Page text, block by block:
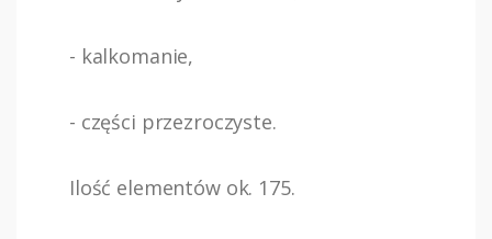
- kalkomanie,
- części przezroczyste.
Ilość elementów ok. 175.